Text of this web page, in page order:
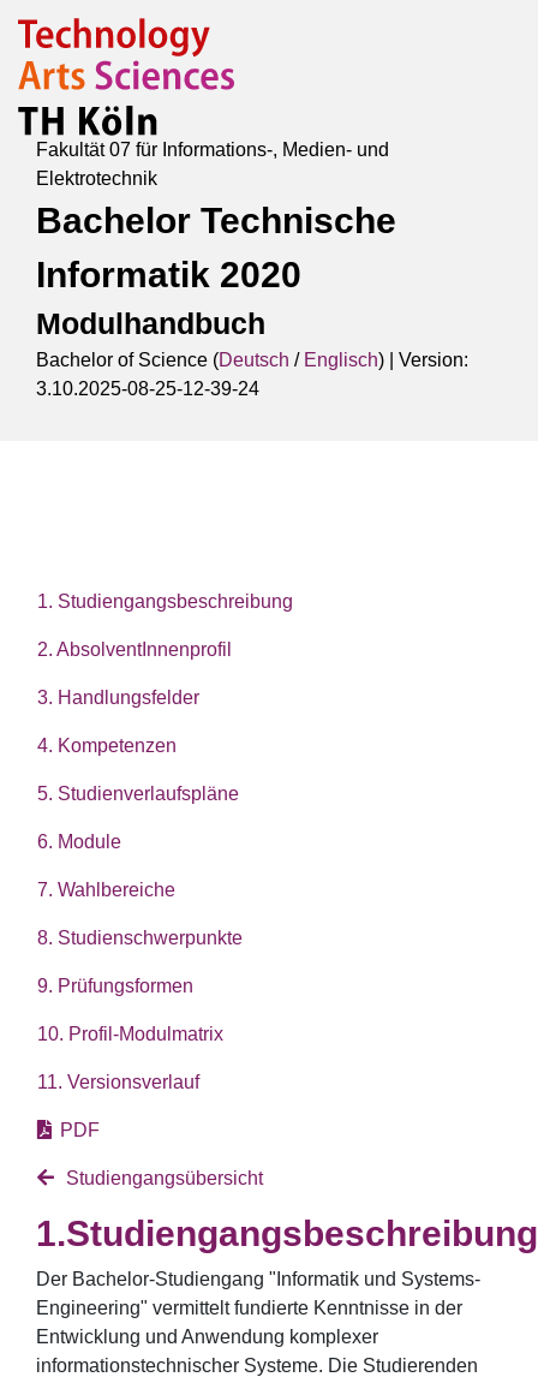
Fakultät 07 für Informations-, Medien- und
Elektrotechnik
Bachelor Technische
Informatik 2020
Modulhandbuch
Bachelor of Science (Deutsch / Englisch) | Version:
3.10.2025-08-25-12-39-24
1. Studiengangsbeschreibung
2. AbsolventInnenprofil
3. Handlungsfelder
4. Kompetenzen
5. Studienverlaufspläne
6. Module
7. Wahlbereiche
8. Studienschwerpunkte
9. Prüfungsformen
10. Profil-Modulmatrix
11. Versionsverlauf
PDF
Studiengangsübersicht
Studiengangsbeschreibung
Der Bachelor-Studiengang "Informatik und Systems-
Engineering" vermittelt fundierte Kenntnisse in der
Entwicklung und Anwendung komplexer
informationstechnischer Systeme. Die Studierenden